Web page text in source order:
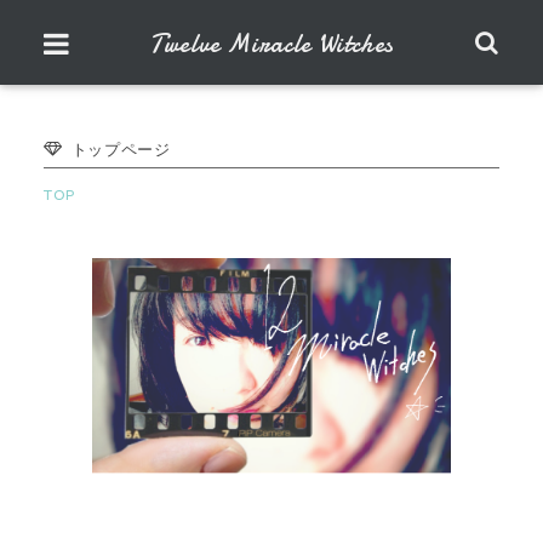
Twelve Miracle Witches
トップページ
TOP